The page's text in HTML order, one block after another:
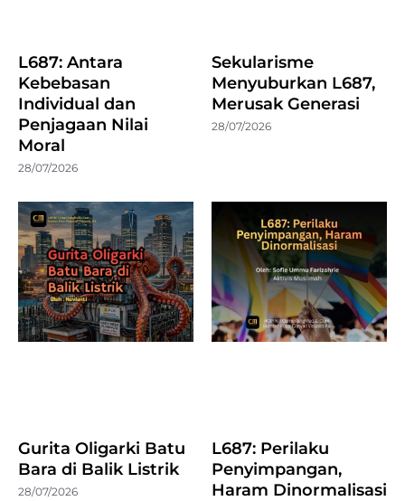
L687: Antara
Kebebasan
Individual dan
Penjagaan Nilai
Moral
28/07/2026
Sekularisme
Menyuburkan L687,
Merusak Generasi
28/07/2026
Gurita Oligarki Batu
Bara di Balik Listrik
28/07/2026
L687: Perilaku
Penyimpangan,
Haram Dinormalisasi